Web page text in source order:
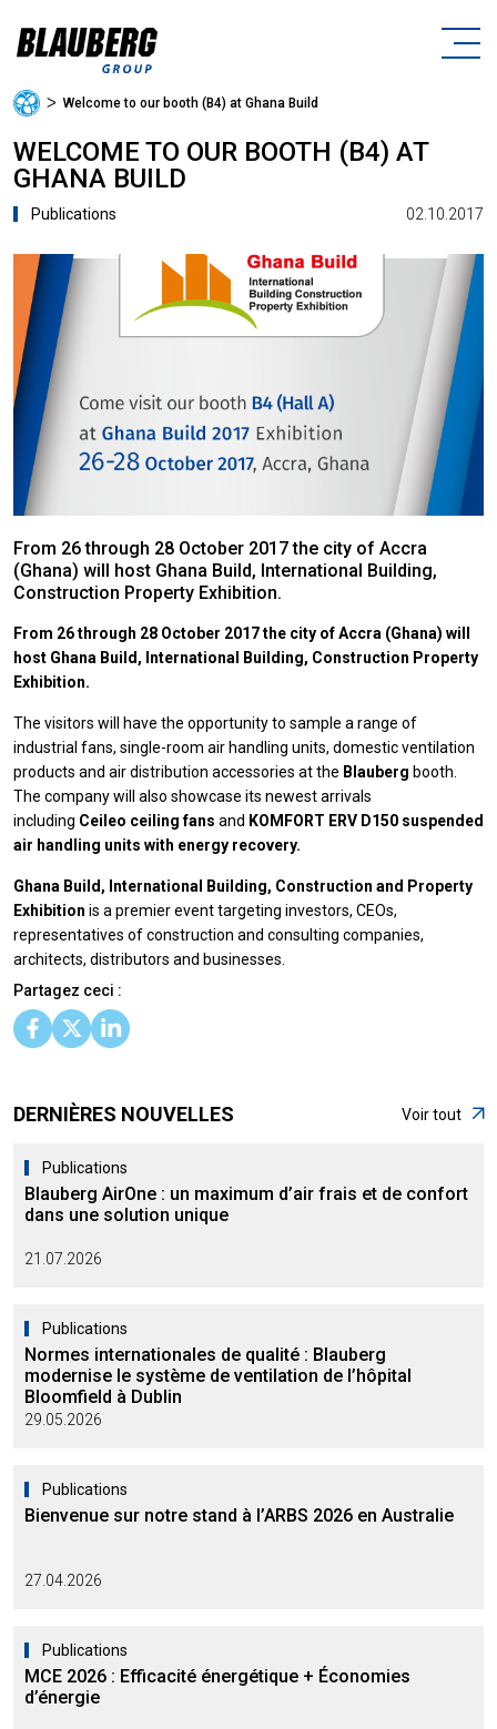
ᐳ Welcome to our booth (B4) at Ghana Build
WELCOME TO OUR BOOTH (B4) AT
GHANA BUILD
Publications 02.10.2017
From 26 through 28 October 2017 the city of Accra
(Ghana) will host Ghana Build, International Building,
Construction Property Exhibition.
From 26 through 28 October 2017 the city of Accra (Ghana) will
host Ghana Build, International Building, Construction Property
Exhibition.
The visitors will have the opportunity to sample a range of
industrial fans, single-room air handling units, domestic ventilation
products and air distribution accessories at the Blauberg booth.
The company will also showcase its newest arrivals
including Ceileo ceiling fans and KOMFORT ERV D150 suspended
air handling units with energy recovery.
Ghana Build, International Building, Construction and Property
Exhibition is a premier event targeting investors, CEOs,
representatives of construction and consulting companies,
architects, distributors and businesses.
Partagez ceci :
DERNIÈRES NOUVELLES Voir tout
Publications
Blauberg AirOne : un maximum d’air frais et de confort
dans une solution unique
21.07.2026
Publications
Normes internationales de qualité : Blauberg
modernise le système de ventilation de l’hôpital
Bloomfield à Dublin
29.05.2026
Publications
Bienvenue sur notre stand à l’ARBS 2026 en Australie
27.04.2026
Publications
MCE 2026 : Efficacité énergétique + Économies
d’énergie